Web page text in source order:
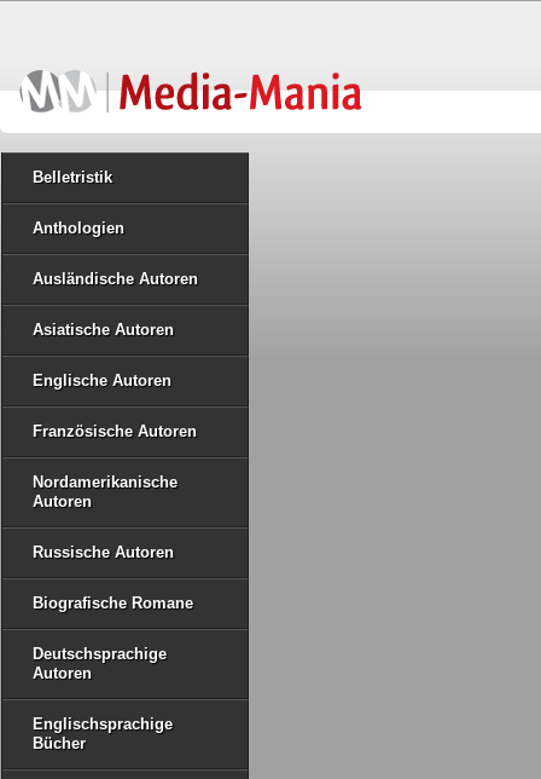
Belletristik
Anthologien
Ausländische Autoren
Asiatische Autoren
Englische Autoren
Französische Autoren
Nordamerikanische
Autoren
Russische Autoren
Biografische Romane
Deutschsprachige
Autoren
Englischsprachige
Bücher